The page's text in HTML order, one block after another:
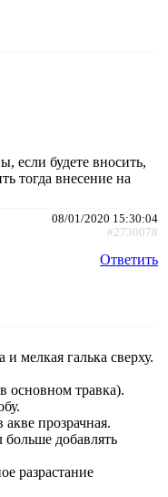
если будете вносить,
тогда внесение на
08/01/2020 15:30:04
#2730078
Ответить
мелкая галька сверху.
основном травка).
прозрачная.
больше добавлять
разрастание